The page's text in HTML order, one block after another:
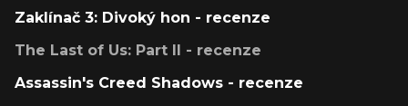
Zaklínač 3: Divoký hon - recenze
The Last of Us: Part II - recenze
Assassin's Creed Shadows - recenze